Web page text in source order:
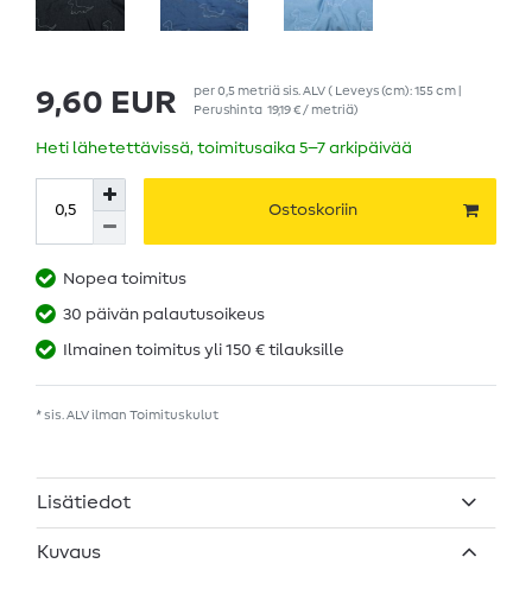
9,60 EUR per0,5 metriäsis. ALV( Leveys (cm): 155 cm |
Perushinta 19,19 € / metriä)
Heti lähetettävissä, toimitusaika 5–7 arkipäivää
Ostoskoriin
Nopea toimitus
30 päivän palautusoikeus
Ilmainen toimitus yli 150 € tilauksille
* sis. ALV ilman Toimituskulut
Lisätiedot
Kuvaus